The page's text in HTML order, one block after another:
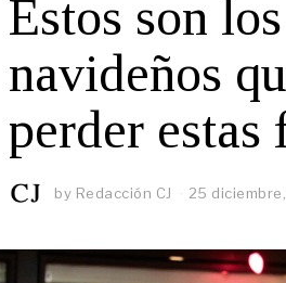
Estos son
navideños
perder estas
by Redacción CJ 25